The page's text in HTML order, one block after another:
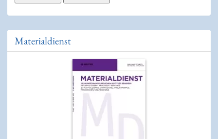
Materialdienst